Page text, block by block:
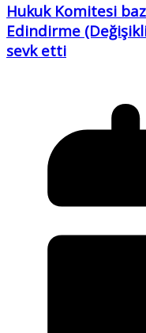
Hukuk Komitesi
Edindirme
sevk etti